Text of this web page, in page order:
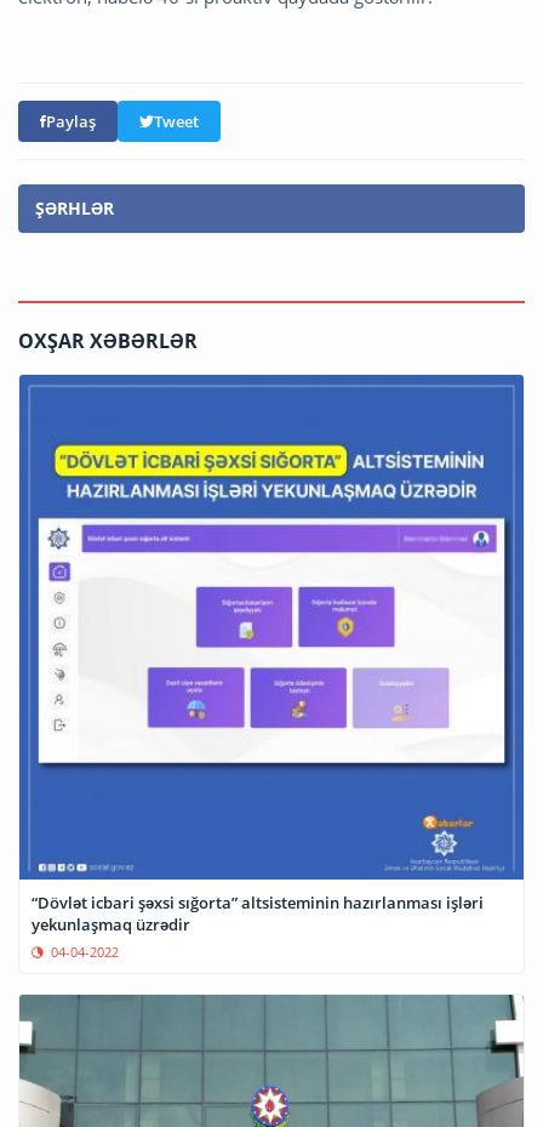
Paylaş Tweet
ŞƏRHLƏR
OXŞAR XƏBƏRLƏR
“Dövlət icbari şəxsi sığorta” altsisteminin hazırlanması işləri
yekunlaşmaq üzrədir
04-04-2022